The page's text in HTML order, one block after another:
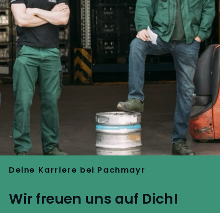
Deine Karriere bei Pachmayr
Wir freuen uns auf Dich!